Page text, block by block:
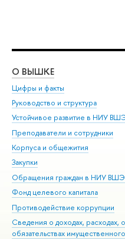
О ВЫШКЕ
Цифры и факты
Руководство и структура
Устойчивое развитие в НИУ
Преподаватели и сотрудники
Корпуса и общежития
Закупки
Обращения граждан в НИУ ВШЭ
Фонд целевого капитала
Противодействие коррупции
Сведения о доходах, расходах,
обязательствах